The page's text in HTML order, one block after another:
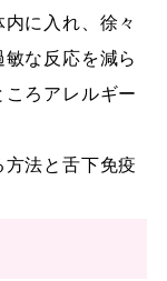
に入れ、徐々
な反応を減ら
ろアレルギー
法と舌下免疫